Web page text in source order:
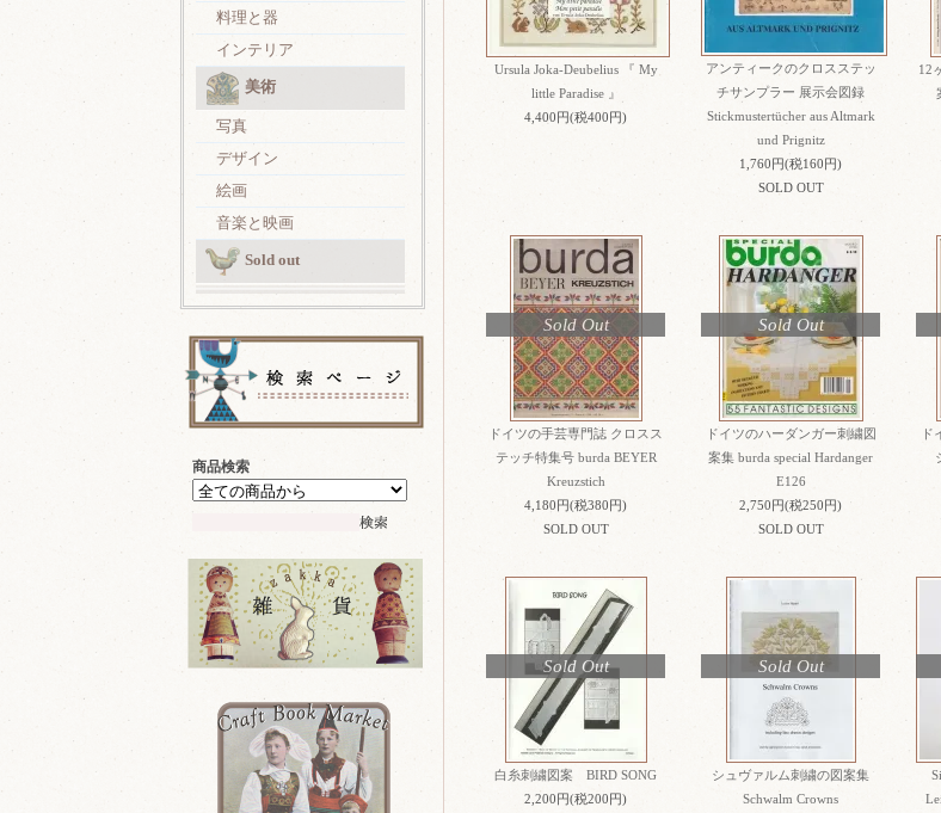
料理と器
インテリア
美術
写真
デザイン
絵画
音楽と映画
Sold out
商品検索
Ursula Joka-Deubelius 『 My
little Paradise 』
4,400円(税400円)
アンティークのクロスステッ
チサンプラー 展示会図録
Stickmustertücher aus Altmark
und Prignitz
1,760円(税160円)
SOLD OUT
12
Sold Out
ドイツの手芸専門誌 クロスス
テッチ特集号 burda BEYER
Kreuzstich
4,180円(税380円)
SOLD OUT
Sold Out
ドイツのハーダンガー刺繍図
案集 burda special Hardanger
E126
2,750円(税250円)
SOLD OUT
ド
Sold Out
白糸刺繍図案 BIRD SONG
2,200円(税200円)
Sold Out
シュヴァルム刺繍の図案集
Schwalm Crowns